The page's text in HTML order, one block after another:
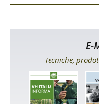
E-
Tecniche,